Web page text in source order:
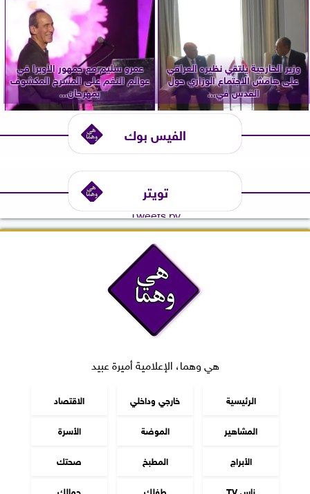
وزير الخارجية يلتقي نظيره العراقي
على هامش الاجتماع الوزاري حول
القدس في...
عمرو سليم مع جمهور الأوبرا في
عوالم النغم على المسرح المكشوف
بمهرجان...
الفيس بوك
تويتر
Tweets by
هي وهما، الإعلامية أميرة عبيد
الرئيسية خارجي وداخلي
الاقتصاد
المشاهير
الموضة
الأسرة
الأبراج
المطبخ
صحتك
ناس TV
طفلك جمالك